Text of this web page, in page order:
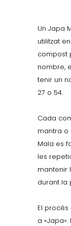
Un Japa
utilitzat
compost
nombre,
tenir un
27 o 54.
Cada
mantra o
Mala es
les
mantenir
durant la
El
a